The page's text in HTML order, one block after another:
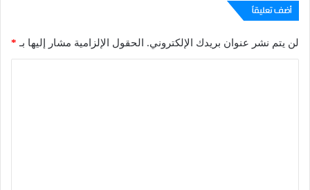
أضف تعليقاً
لن يتم نشر عنوان بريدك الإلكتروني. الحقول الإلزامية مشار إليها بـ *